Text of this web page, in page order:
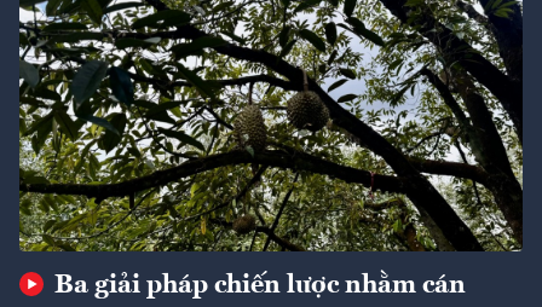
Ba giải pháp chiến lược nhằm cán